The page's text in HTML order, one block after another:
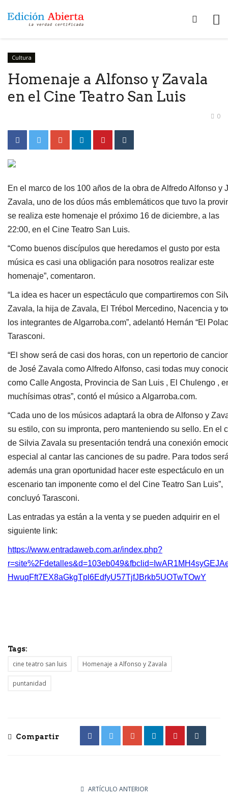
Cultura
Homenaje a Alfonso y Zavala
en el Cine Teatro San Luis
0
En el marco de los 100 años de la obra de Alfredo Alfonso y
Zavala, uno de los dúos más emblemáticos que tuvo la
se realiza este homenaje el próximo 16 de diciembre, a las
22:00, en el Cine Teatro San Luis.
“Como buenos discípulos que heredamos el gusto por esta
música es casi una obligación para nosotros realizar este
homenaje”, comentaron.
“La idea es hacer un espectáculo que compartiremos con
Zavala, la hija de Zavala, El Trébol Mercedino, Nacencia y
los integrantes de Algarroba.com”, adelantó Hernán “El
Tarasconi.
“El show será de casi dos horas, con un repertorio de
de José Zavala como Alfredo Alfonso, casi todas muy
como Calle Angosta, Provincia de San Luis , El Chulengo ,
muchísimas otras”, contó el músico a Algarroba.com.
“Cada uno de los músicos adaptará la obra de Alfonso y
su estilo, con su impronta, pero manteniendo su sello. En el
de Silvia Zavala su presentación tendrá una conexión
especial al cantar las canciones de su padre. Para todos
además una gran oportunidad hacer este espectáculo en un
escenario tan imponente como el del Cine Teatro San Luis”,
concluyó Tarasconi.
Las entradas ya están a la venta y se pueden adquirir en el
siguiente link:
https://www.entradaweb.com.ar/index.php?
HwuqFft7EX8aGkgTpl6EdfyU57TjfJBrkb5UOTwTOwY
Tags:
cine teatro san luis Homenaje a Alfonso y Zavala
puntanidad
Compartir
ARTÍCULO ANTERIOR